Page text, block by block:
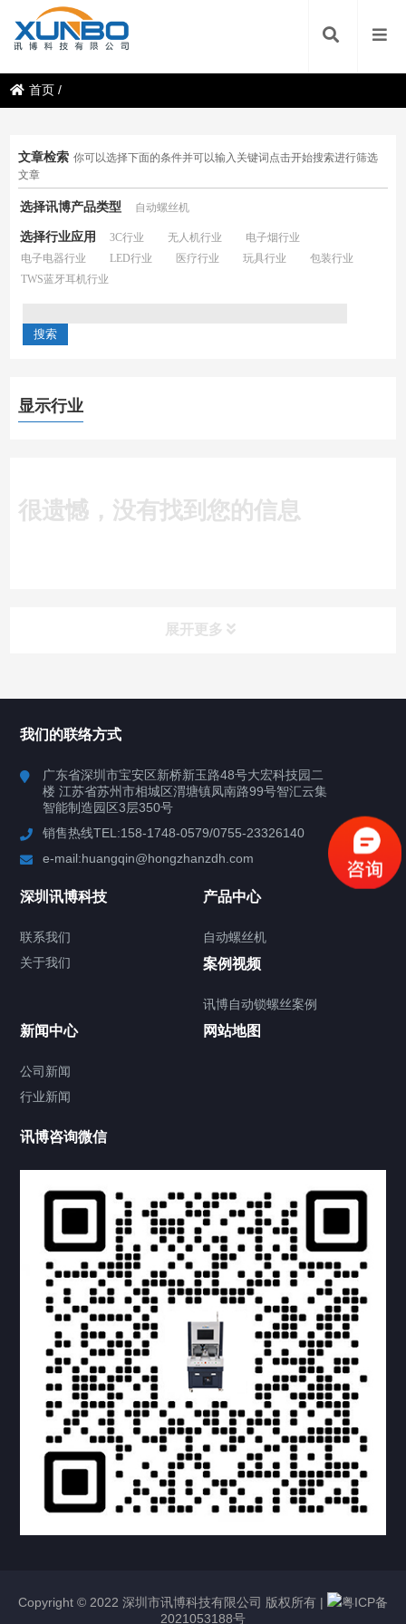
首页 /
文章检索 你可以选择下面的条件并可以输入关键词点击开始搜索进行筛选
文章
选择讯博产品类型 自动螺丝机
选择行业应用 3C行业 无人机行业
电子烟行业
电子电器行业
LED行业 医疗行业 玩具行业
包装行业
TWS蓝牙耳机行业
显示行业
很遗憾，没有找到您的信息
展开更多
行业案例
联系我们
关于我们
提交您的需求，获取产品资料与报价
我们的联络方式
广东省深圳市宝安区新桥新玉路48号大宏科技园二
楼 江苏省苏州市相城区渭塘镇凤南路99号智汇云集
智能制造园区3层350号
销售热线TEL:158-1748-0579/0755-23326140
e-mail:huangqin@hongzhanzdh.com
深圳讯博科技
联系我们
关于我们
产品中心
自动螺丝机
案例视频
讯博自动锁螺丝案例
新闻中心
公司新闻
行业新闻
网站地图
讯博咨询微信
Copyright © 2022 深圳市讯博科技有限公司 版权所有 |
粤ICP备
2021053188号